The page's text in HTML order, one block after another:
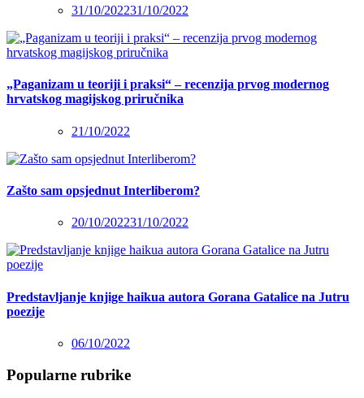
31/10/202231/10/2022
„Paganizam u teoriji i praksi“ – recenzija prvog modernog
hrvatskog magijskog priručnika
21/10/2022
Zašto sam opsjednut Interliberom?
20/10/202231/10/2022
Predstavljanje knjige haikua autora Gorana Gatalice na Jutru
poezije
06/10/2022
Popularne rubrike